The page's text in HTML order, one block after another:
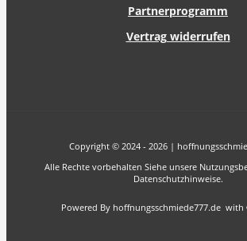
Partnerprogramm
Vertrag widerrufen
Copyright © 2024 - 2026 |
Alle Rechte vorbehalten Siehe unsere
Datenschutzhinweise.
Powered By hoffnungsschmiede777.de with